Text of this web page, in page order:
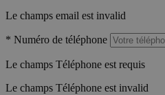
Le champs email est invalid
* Numéro de téléphone
Le champs Téléphone est requis
Le champs Téléphone est invalid